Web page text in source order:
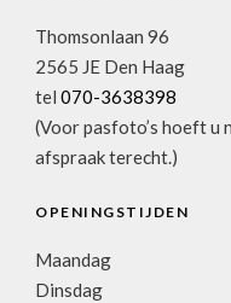
Thomsonlaan 96
2565 JE Den Haag
tel 070-3638398
(Voor pasfoto’s hoeft u
afspraak terecht.)
OPENINGSTIJDEN
Maandag
Dinsdag